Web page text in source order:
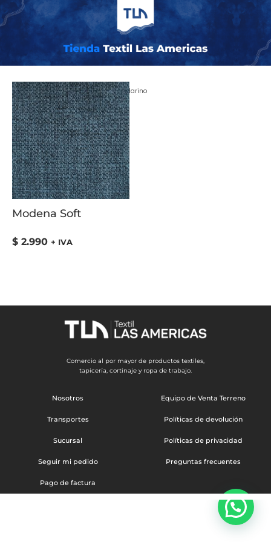
Inicio/ COLOR del producto / Agua Marino
Modena Soft
$ 2.990 + IVA
Comercio al por mayor de productos textiles,
tapicería, cortinaje y ropa de trabajo.
Nosotros
Transportes
Sucursal
Seguir mi pedido
Pago de factura
Equipo de Venta Terreno
Políticas de devolución
Políticas de privacidad
Preguntas frecuentes